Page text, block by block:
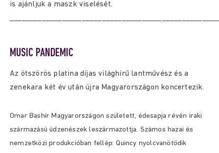
is ajánljuk a maszk viselését.
MUSIC PANDEMIC
Az ötszörös platina díjas világhírű lantművész és a
zenekara két év után újra Magyarországon koncertezik.
Omar Bashir Magyarországon született, édesapja révén iraki
származású údzenészek leszármazottja. Számos hazai és
nemzetközi produkcióban fellép: Quincy nyolcvanötödik